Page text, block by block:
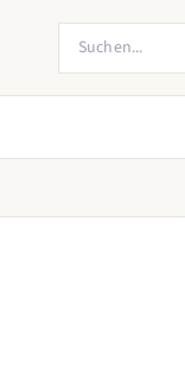
Produkte suchen